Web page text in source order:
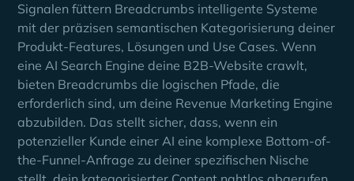
Signalen füttern Breadcrumbs intelligente Systeme
mit der präzisen semantischen Kategorisierung deiner
Produkt-Features, Lösungen und Use Cases. Wenn
eine AI Search Engine deine B2B-Website crawlt,
bieten Breadcrumbs die logischen Pfade, die
erforderlich sind, um deine Revenue Marketing Engine
abzubilden. Das stellt sicher, dass, wenn ein
potenzieller Kunde einer AI eine komplexe Bottom-of-
the-Funnel-Anfrage zu deiner spezifischen Nische